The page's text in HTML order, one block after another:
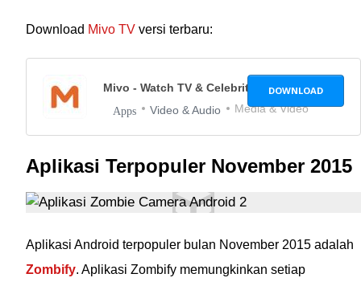
Download Mivo TV versi terbaru:
Mivo - Watch TV & Celebrity 3.26.23
Apps Video & Audio Media & Video
DOWNLOAD
Aplikasi Terpopuler November 2015
Aplikasi Android terpopuler bulan November 2015 adalah
Zombify. Aplikasi Zombify memungkinkan setiap